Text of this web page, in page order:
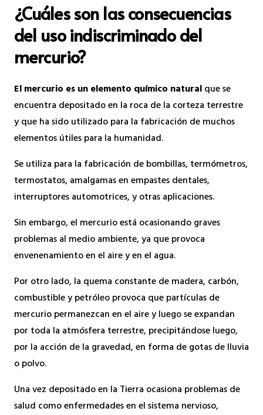
¿Cuáles son las consecuencias
del uso indiscriminado del
mercurio?
El mercurio es un elemento químico naturalque se
encuentra depositado en la roca de la corteza terrestre
y que ha sido utilizado para la fabricación de muchos
elementos útiles para la humanidad.
Se utiliza para la fabricación de bombillas, termómetros,
termostatos, amalgamas en empastes dentales,
interruptores automotrices, y otras aplicaciones.
Sin embargo, el mercurio está ocasionando graves
problemas al medio ambiente, ya que provoca
envenenamiento en el aire y en el agua.
Por otro lado, la quema constante de madera, carbón,
combustible y petróleo provoca que partículas de
mercurio permanezcan en el aire y luego se expandan
por toda la atmósfera terrestre, precipitándose luego,
por la acción de la gravedad, en forma de gotas de lluvia
o polvo.
Una vez depositado en la Tierra ocasiona problemas de
salud como enfermedades en el sistema nervioso,